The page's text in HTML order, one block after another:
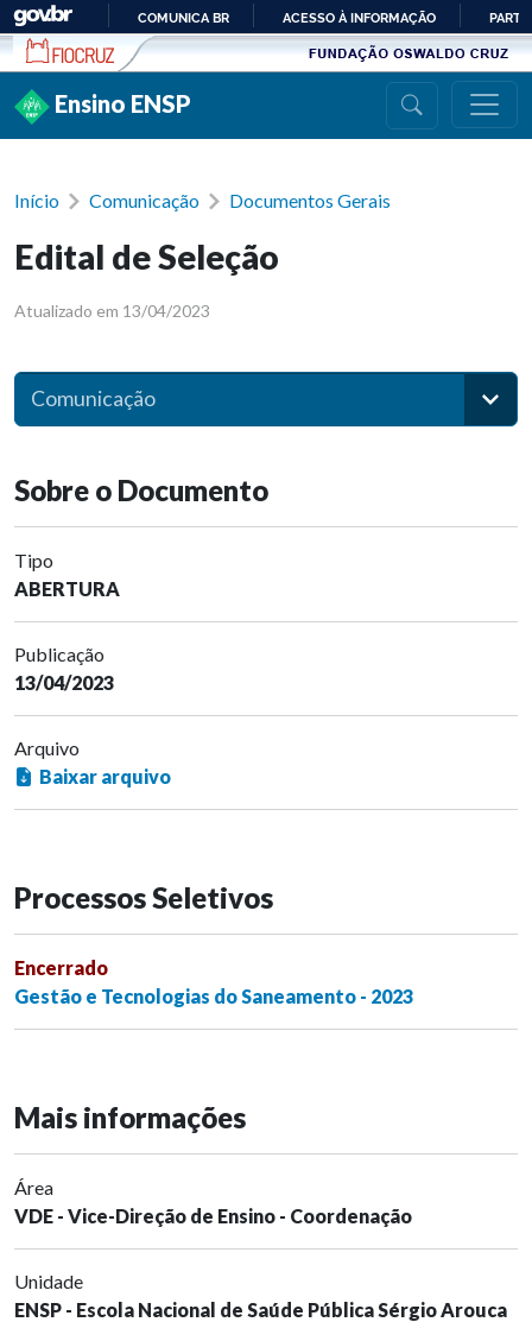
Ir para conteúdo
PARA
COMUNICA BR ACESSO À INFORMAÇÃO
Ensino ENSP
Início Comunicação Documentos Gerais
Edital de Seleção
Atualizado em 13/04/2023
Comunicação
Sobre o Documento
Tipo
ABERTURA
Publicação
13/04/2023
Arquivo
Baixar arquivo
Processos Seletivos
Encerrado
Gestão e Tecnologias do Saneamento - 2023
Mais informações
Área
VDE - Vice-Direção de Ensino - Coordenação
Unidade
ENSP - Escola Nacional de Saúde Pública Sérgio Arouca